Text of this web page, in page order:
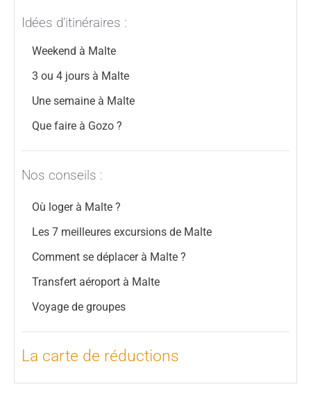
Idées d’itinéraires :
Weekend à Malte
3 ou 4 jours à Malte
Une semaine à Malte
Que faire à Gozo ?
Nos conseils :
Où loger à Malte ?
Les 7 meilleures excursions de Malte
Comment se déplacer à Malte ?
Transfert aéroport à Malte
Voyage de groupes
La carte de réductions